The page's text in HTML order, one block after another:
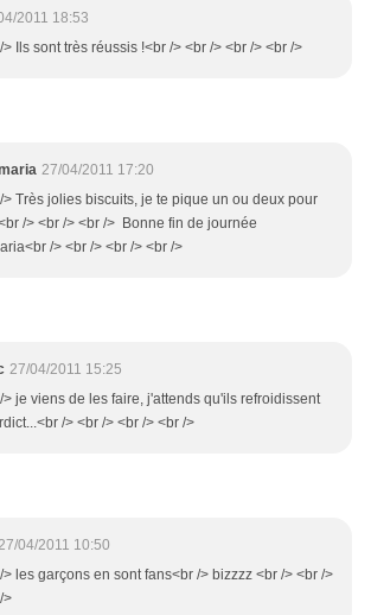
2011 18:53
Ils sont très réussis !<br /> <br /> <br /> <br />
27/04/2011 17:20
> Très jolies biscuits, je te pique un ou deux pour
/> <br /> <br /> Bonne fin de journée
/> <br /> <br /> <br />
27/04/2011 15:25
> je viens de les faire, j'attends qu'ils refroidissent
/> <br /> <br /> <br />
04/2011 10:50
> les garçons en sont fans<br /> bizzzz <br /> <br />
>